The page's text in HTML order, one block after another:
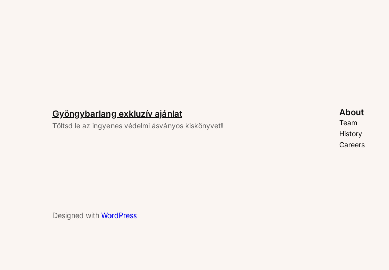
Gyöngybarlang exkluzív ajánlat
Töltsd le az ingyenes védelmi ásványos kiskönyvet!
About
Team
History
Careers
Designed with WordPress